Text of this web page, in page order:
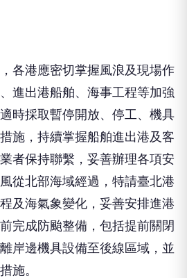
各港應密切掌握風浪及現場作
進出港船舶、海事工程等加強
時採取暫停開放、停工、機具
施，持續掌握船舶進出港及客
者保持聯繫，妥善辦理各項安
從北部海域經過，特請臺北港
及海氣象變化，妥善安排進港
完成防颱整備，包括提前關閉
岸邊機具設備至後線區域，並
施。